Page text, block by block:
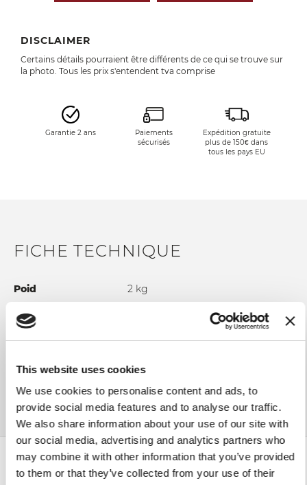
This website uses cookies
We use cookies to personalise content and ads, to
provide social media features and to analyse our traffic.
We also share information about your use of our site with
our social media, advertising and analytics partners who
may combine it with other information that you’ve provided
to them or that they’ve collected from your use of their
DISCLAIMER
Certains détails pourraient être différents de ce qui se trouve sur
la photo. Tous les prix s'entendent tva comprise
Garantie 2 ans
Paiements
sécurisés
Expédition gratuite
plus de 150€ dans
tous les pays EU
FICHE TECHNIQUE
Poid 2 kg
AJOUTER AU COMPARATEUR